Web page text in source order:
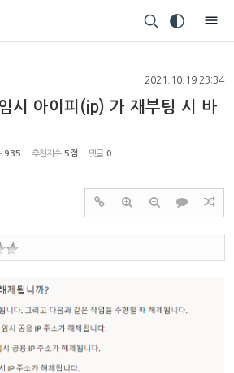
2021.10.19 23:34
시 아이피(ip) 가 재부팅 시 바
935 추천지수 5점 댓글 0
스케치북5
스케치북5